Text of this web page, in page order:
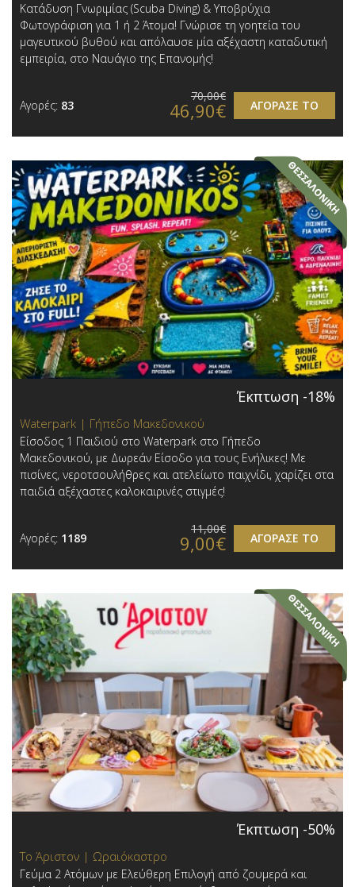
Κατάδυση Γνωριμίας (Scuba Diving) & Υποβρύχια
Φωτογράφιση για 1 ή 2 Άτομα! Γνώρισε τη γοητεία του
μαγευτικού βυθού και απόλαυσε μία αξέχαστη καταδυτική
εμπειρία, στο Ναυάγιο της Επανομής!
Αγορές: 83 ΑΓΟΡΑΣΕ ΤΟ
70,00€
46,90€
Έκπτωση -18%
Waterpark | Γήπεδο Μακεδονικού
Είσοδος 1 Παιδιού στο Waterpark στο Γήπεδο
Μακεδονικού , με Δωρεάν Είσοδο για τους Ενήλικες! Με
πισίνες, νεροτσουλήθρες και ατελείωτο παιχνίδι, χαρίζει στα
παιδιά αξέχαστες καλοκαιρινές στιγμές!
Αγορές: 1189 ΑΓΟΡΑΣΕ ΤΟ
11,00€
9,00€
Έκπτωση -50%
Το Άριστον | Ωραιόκαστρο
Γεύμα 2 Ατόμων με Ελεύθερη Επιλογή από ζουμερά και